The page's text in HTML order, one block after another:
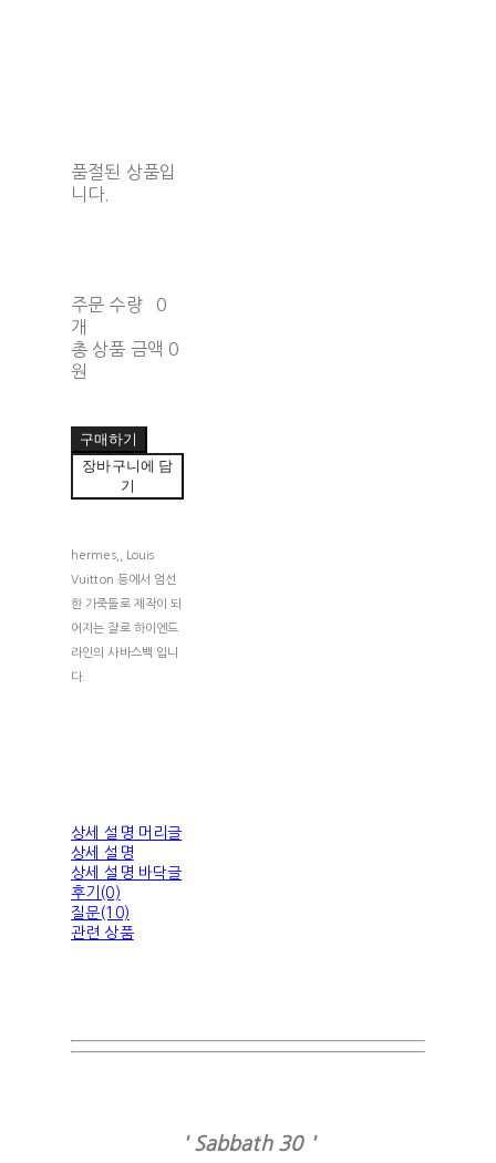
품절된 상품입
니다.
주문 수량
0
개
총 상품 금액 0
원
구매하기
장바구니에 담
기
hermes,, Louis
Vuitton 등에서 엄선
한 가죽들로 제작이 되
어지는 쟐로 하이엔드
라인의 사바스백 입니
다.
상세 설명 머리글
상세 설명
상세 설명 바닥글
후기(0)
질문(10)
관련 상품
' Sabbath 30 '